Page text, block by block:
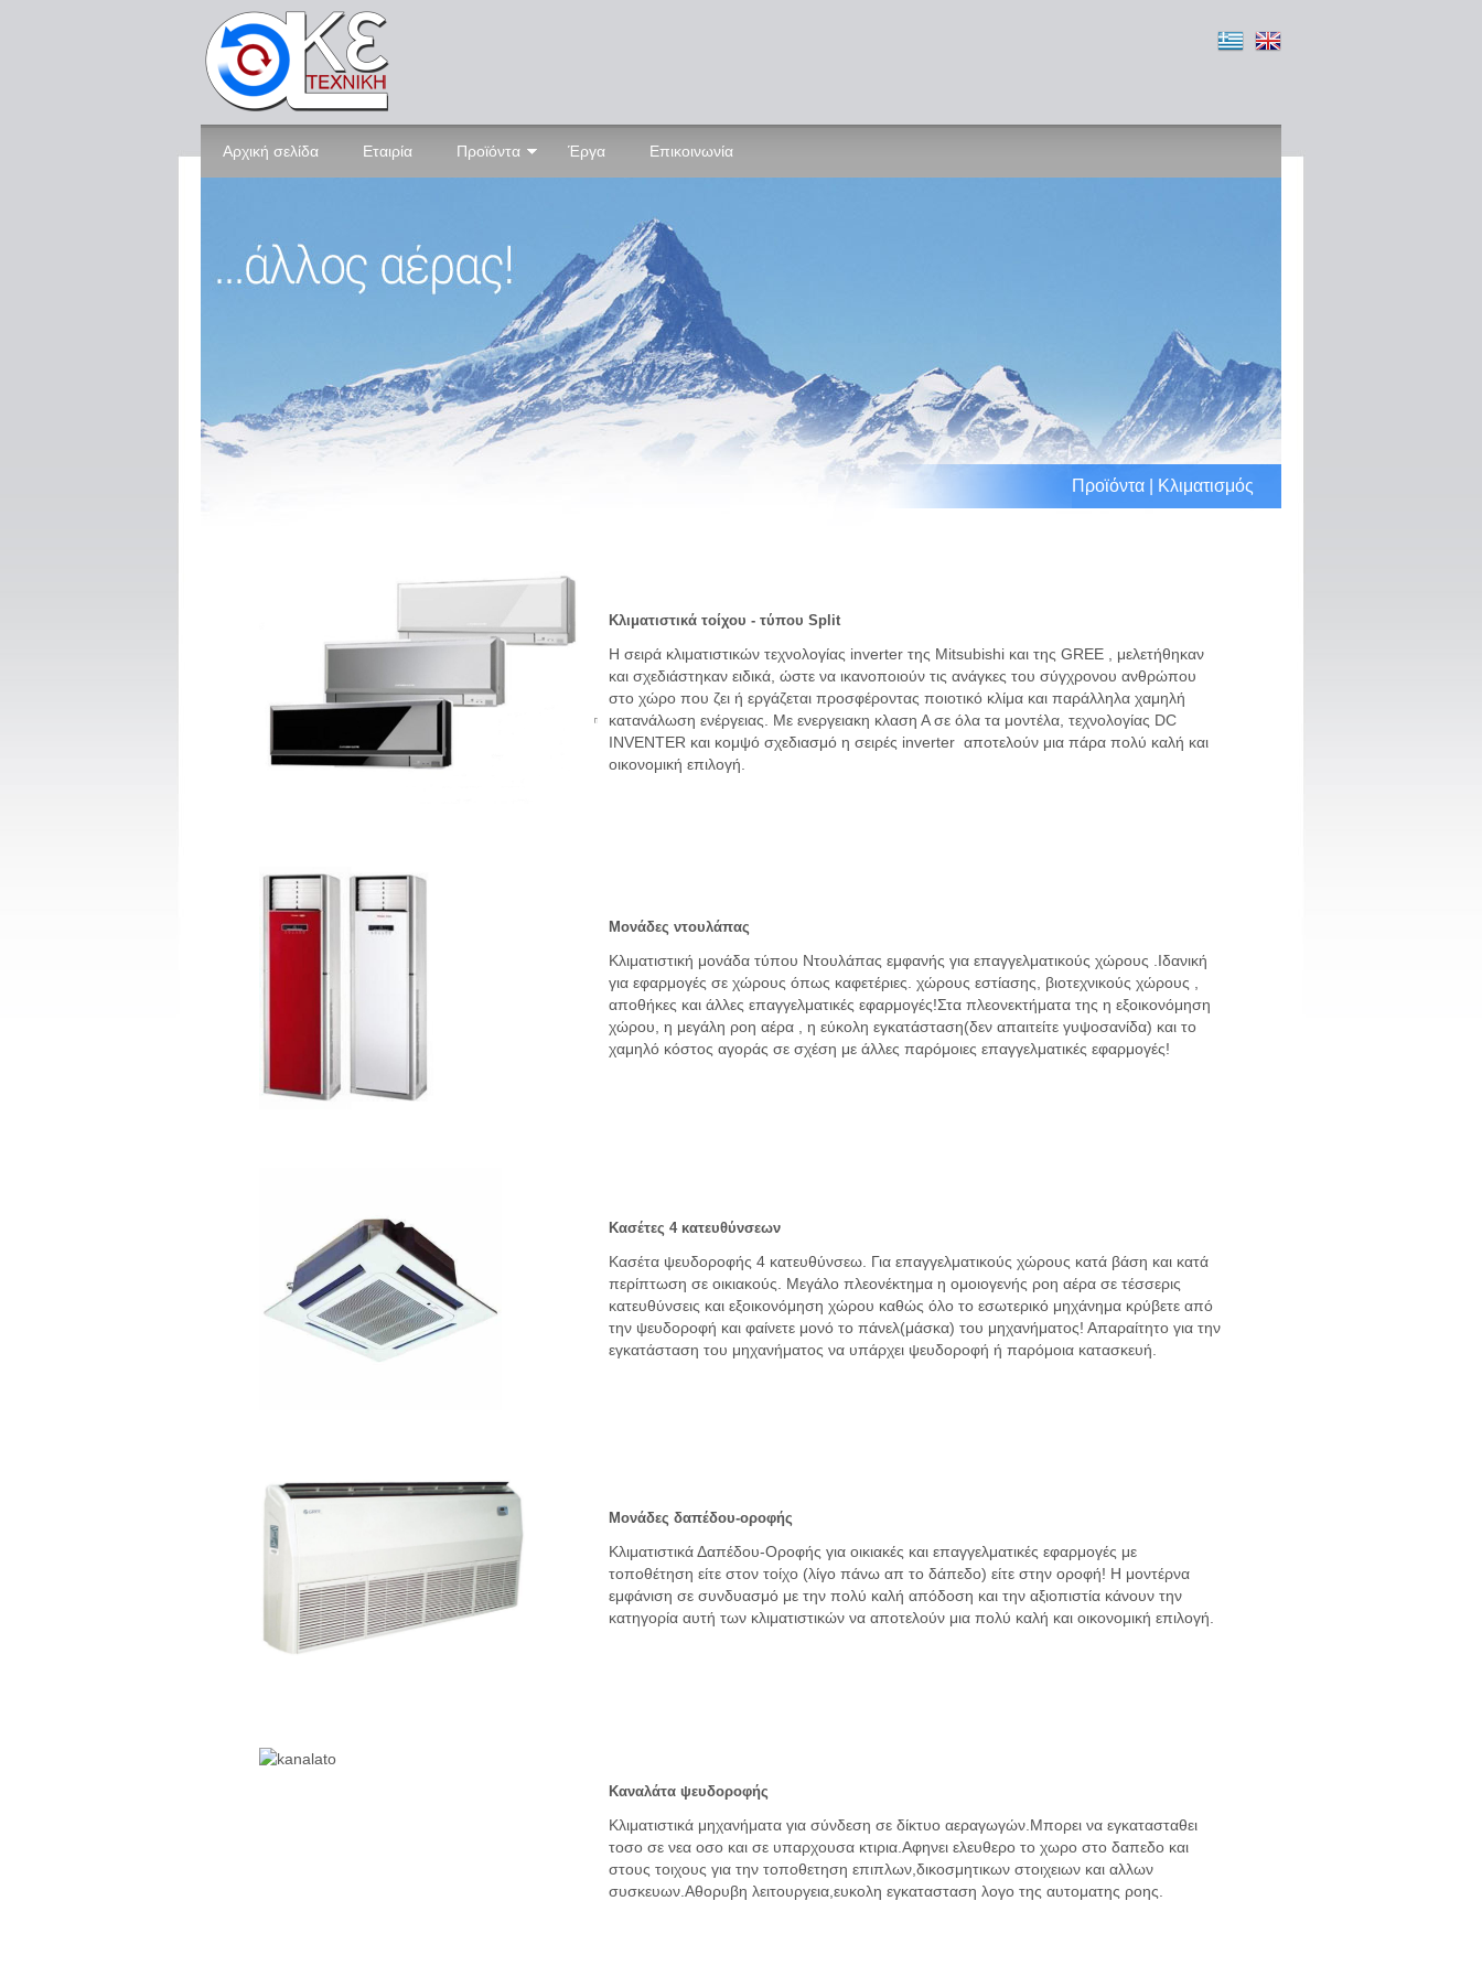
Αρχική σελίδα Εταιρία Προϊόντα Έργα Επικοινωνία
Προϊόντα | Κλιματισμός
Κλιματιστικά τοίχου - τύπου Split
Η σειρά κλιματιστικών τεχνολογίας inverter της Mitsubishi και της GREE , μελετήθηκαν
και σχεδιάστηκαν ειδικά, ώστε να ικανοποιούν τις ανάγκες του σύγχρονου ανθρώπου
στο χώρο που ζει ή εργάζεται προσφέροντας ποιοτικό κλίμα και παράλληλα χαμηλή
κατανάλωση ενέργειας. Με ενεργειακη κλαση Α σε όλα τα μοντέλα, τεχνολογίας DC
INVENTER και κομψό σχεδιασμό η σειρές inverter αποτελούν μια πάρα πολύ καλή και
οικονομική επιλογή.
Μονάδες ντουλάπας
Κλιματιστική μονάδα τύπου Ντουλάπας εμφανής για επαγγελματικούς χώρους .Ιδανική
για εφαρμογές σε χώρους όπως καφετέριες. χώρους εστίασης, βιοτεχνικούς χώρους ,
αποθήκες και άλλες επαγγελματικές εφαρμογές!Στα πλεονεκτήματα της η εξοικονόμηση
χώρου, η μεγάλη ροη αέρα , η εύκολη εγκατάσταση(δεν απαιτείτε γυψοσανίδα) και το
χαμηλό κόστος αγοράς σε σχέση με άλλες παρόμοιες επαγγελματικές εφαρμογές!
Κασέτες 4 κατευθύνσεων
Κασέτα ψευδοροφής 4 κατευθύνσεω. Για επαγγελματικούς χώρους κατά βάση και κατά
περίπτωση σε οικιακούς. Μεγάλο πλεονέκτημα η ομοιογενής ροη αέρα σε τέσσερις
κατευθύνσεις και εξοικονόμηση χώρου καθώς όλο το εσωτερικό μηχάνημα κρύβετε από
την ψευδοροφή και φαίνετε μονό το πάνελ(μάσκα) του μηχανήματος! Απαραίτητο για την
εγκατάσταση του μηχανήματος να υπάρχει ψευδοροφή ή παρόμοια κατασκευή.
Μονάδες δαπέδου-οροφής
Κλιματιστικά Δαπέδου-Οροφής για οικιακές και επαγγελματικές εφαρμογές με
τοποθέτηση είτε στον τοίχο (λίγο πάνω απ το δάπεδο) είτε στην οροφή! Η μοντέρνα
εμφάνιση σε συνδυασμό με την πολύ καλή απόδοση και την αξιοπιστία κάνουν την
κατηγορία αυτή των κλιματιστικών να αποτελούν μια πολύ καλή και οικονομική επιλογή.
Καναλάτα ψευδοροφής
Κλιματιστικά μηχανήματα για σύνδεση σε δίκτυο αεραγωγών.Μπορει να εγκατασταθει
τοσο σε νεα οσο και σε υπαρχουσα κτιρια.Αφηνει ελευθερο το χωρο στο δαπεδο και
στους τοιχους για την τοποθετηση επιπλων,δικοσμητικων στοιχειων και αλλων
συσκευων.Αθορυβη λειτουργεια,ευκολη εγκατασταση λογο της αυτοματης ροης.